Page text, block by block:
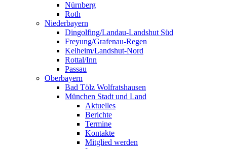
Nürnberg
Roth
Niederbayern
Dingolfing/Landau-Landshut Süd
Freyung/Grafenau-Regen
Kelheim/Landshut-Nord
Rottal/Inn
Passau
Oberbayern
Bad Tölz Wolfratshausen
München Stadt und Land
Aktuelles
Berichte
Termine
Kontakte
Mitglied werden